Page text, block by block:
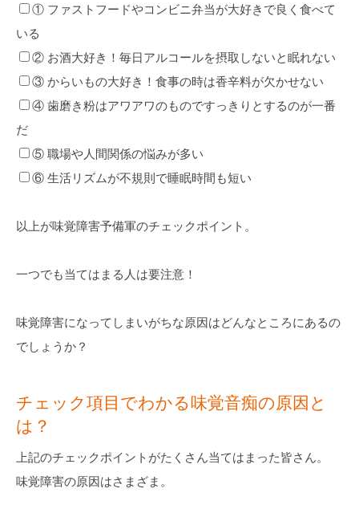
① ファストフードやコンビニ弁当が大好きで良く食べて
いる
② お酒大好き！毎日アルコールを摂取しないと眠れない
③ からいもの大好き！食事の時は香辛料が欠かせない
④ 歯磨き粉はアワアワのものですっきりとするのが一番
だ
⑤ 職場や人間関係の悩みが多い
⑥ 生活リズムが不規則で睡眠時間も短い
以上が味覚障害予備軍のチェックポイント。
一つでも当てはまる人は要注意！
味覚障害になってしまいがちな原因はどんなところにあるの
でしょうか？
チェック項目でわかる味覚音痴の原因と
は？
上記のチェックポイントがたくさん当てはまった皆さん。
味覚障害の原因はさまざま。